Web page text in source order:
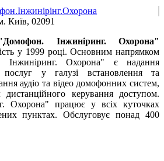
Київ, 02091
Інжиніринг. Охорона"
у 1999 році. Основним напрямком
Інжиніринг. Охорона" є надання
послуг у галузі встановлення та
аудіо та відео домофонних систем,
керування доступом.
Охорона" працює у всіх куточках
пунктах. Обслуговує понад 400